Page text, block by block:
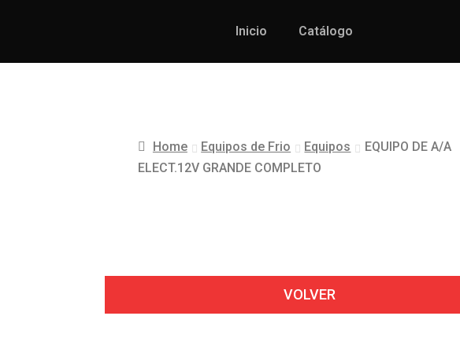
Inicio Catálogo
Home Equipos de Frio Equipos
EQUIPO DE A/A
ELECT.12V GRANDE COMPLETO
VOLVER